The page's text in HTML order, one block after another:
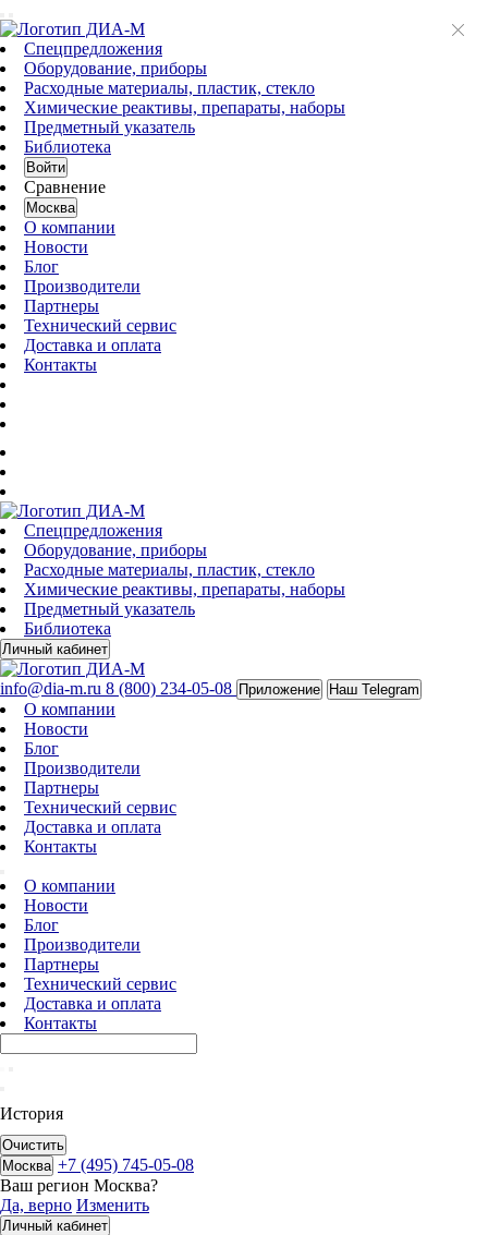
Спецпредложения
Оборудование, приборы
Расходные материалы, пластик, стекло
Химические реактивы, препараты, наборы
Предметный указатель
Библиотека
Войти
Сравнение
Москва
О компании
Новости
Блог
Производители
Партнеры
Технический сервис
Доставка и оплата
Контакты
Спецпредложения
Оборудование, приборы
Расходные материалы, пластик, стекло
Химические реактивы, препараты, наборы
Предметный указатель
Библиотека
Личный кабинет
info@dia-m.ru 8 (800) 234-05-08 Приложение Наш Telegram
О компании
Новости
Блог
Производители
Партнеры
Технический сервис
Доставка и оплата
Контакты
О компании
Новости
Блог
Производители
Партнеры
Технический сервис
Доставка и оплата
Контакты
История
Очистить
Москва +7 (495) 745-05-08
Ваш регион Москва?
Да, верно Изменить
Личный кабинет